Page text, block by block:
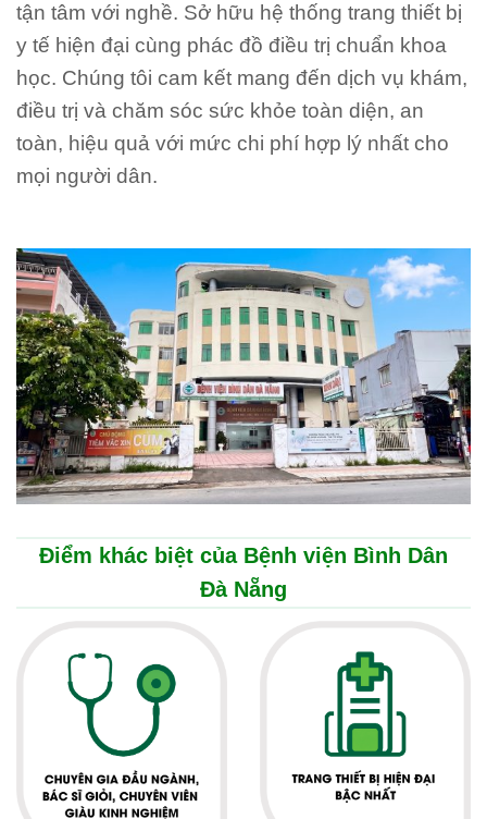
tận tâm với nghề. Sở hữu hệ thống trang thiết bị
y tế hiện đại cùng phác đồ điều trị chuẩn khoa
học. Chúng tôi cam kết mang đến dịch vụ khám,
điều trị và chăm sóc sức khỏe toàn diện, an
toàn, hiệu quả với mức chi phí hợp lý nhất cho
mọi người dân.
Điểm khác biệt của Bệnh viện Bình Dân
Đà Nẵng